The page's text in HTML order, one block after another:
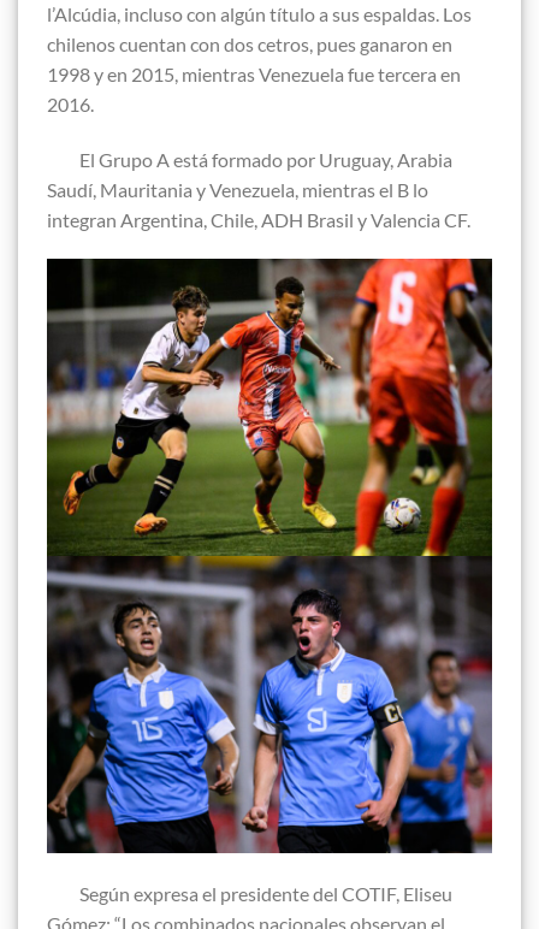
l’Alcúdia, incluso con algún título a sus espaldas. Los
chilenos cuentan con dos cetros, pues ganaron en
1998 y en 2015, mientras Venezuela fue tercera en
2016.
El Grupo A está formado por Uruguay, Arabia
Saudí, Mauritania y Venezuela, mientras el B lo
integran Argentina, Chile, ADH Brasil y Valencia CF.
Según expresa el presidente del COTIF, Eliseu
Gómez: “Los combinados nacionales observan el